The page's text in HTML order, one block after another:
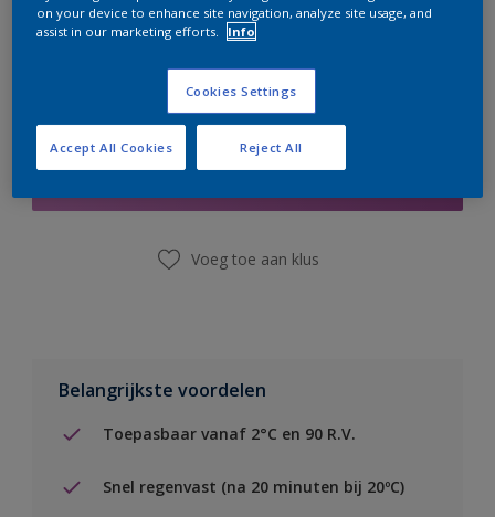
Boodschappenlijst
Voeg toe aan klus
Belangrijkste voordelen
Toepasbaar vanaf 2°C en 90 R.V.
Snel regenvast (na 20 minuten bij 20ºC)
on your device to enhance site navigation, analyze site usage, and
assist in our marketing efforts.
Info
Cookies Settings
Reject All
Accept All Cookies